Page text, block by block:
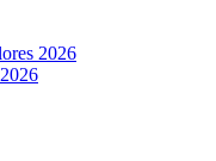
2026